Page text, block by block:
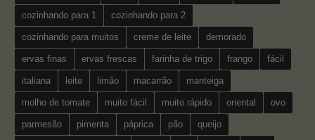
cozinhando para 1 cozinhando para 2
cozinhando para muitos creme de leite demorado
ervas finas ervas frescas farinha de trigo frango fácil
italiana leite limão macarrão manteiga
molho de tomate muito fácil muito rápido oriental ovo
parmesão pimenta páprica pão queijo